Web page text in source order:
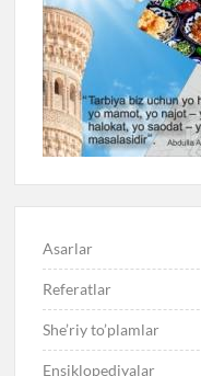
Asarlar
Referatlar
She’riy to’plamlar
Ensiklopediyalar